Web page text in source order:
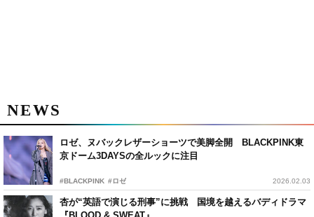
NEWS
ロゼ、ヌバックレザーショーツで美脚全開 BLACKPINK東
京ドーム3DAYSの全ルックに注目
#BLACKPINK #ロゼ 2026.02.03
杏が“英語で演じる刑事”に挑戦 国境を越えるバディドラマ